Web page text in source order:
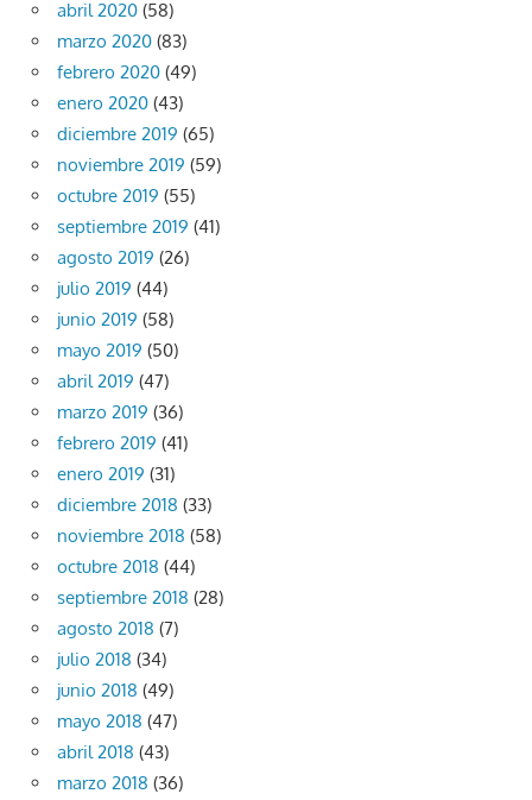
abril 2020 (58)
marzo 2020 (83)
febrero 2020 (49)
enero 2020 (43)
diciembre 2019 (65)
noviembre 2019 (59)
octubre 2019 (55)
septiembre 2019 (41)
agosto 2019 (26)
julio 2019 (44)
junio 2019 (58)
mayo 2019 (50)
abril 2019 (47)
marzo 2019 (36)
febrero 2019 (41)
enero 2019 (31)
diciembre 2018 (33)
noviembre 2018 (58)
octubre 2018 (44)
septiembre 2018 (28)
agosto 2018 (7)
julio 2018 (34)
junio 2018 (49)
mayo 2018 (47)
abril 2018 (43)
marzo 2018 (36)